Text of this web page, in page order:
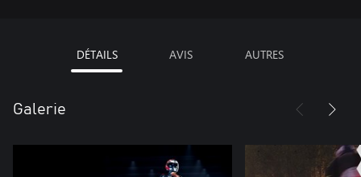
DÉTAILS AVIS AUTRES
Galerie